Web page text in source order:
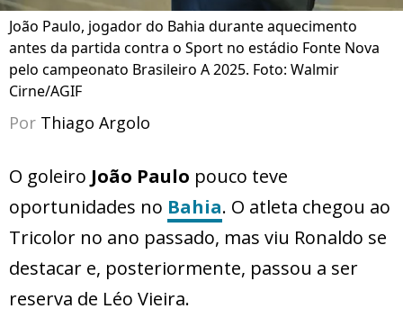
João Paulo, jogador do Bahia durante aquecimento
antes da partida contra o Sport no estádio Fonte Nova
pelo campeonato Brasileiro A 2025. Foto: Walmir
Cirne/AGIF
Por Thiago Argolo
O goleiro João Paulo pouco teve
oportunidades no Bahia. O atleta chegou ao
Tricolor no ano passado, mas viu Ronaldo se
destacar e, posteriormente, passou a ser
reserva de Léo Vieira.